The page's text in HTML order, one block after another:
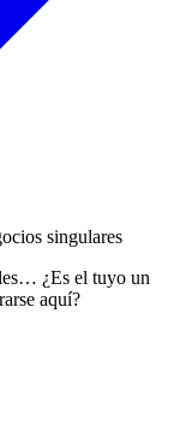
singulares
¿Es el tuyo un
aquí?